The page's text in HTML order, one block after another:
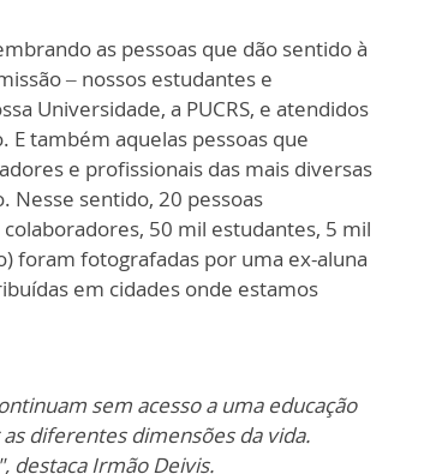
as pessoas que dão sentido à
– nossos estudantes e
Universidade, a PUCRS, e atendidos
E também aquelas pessoas que
e profissionais das mais diversas
Nesse sentido, 20 pessoas
50 mil estudantes, 5 mil
foram fotografadas por uma ex-aluna
em cidades onde estamos
sem acesso a uma educação
diferentes dimensões da vida.
destaca Irmão Deivis.